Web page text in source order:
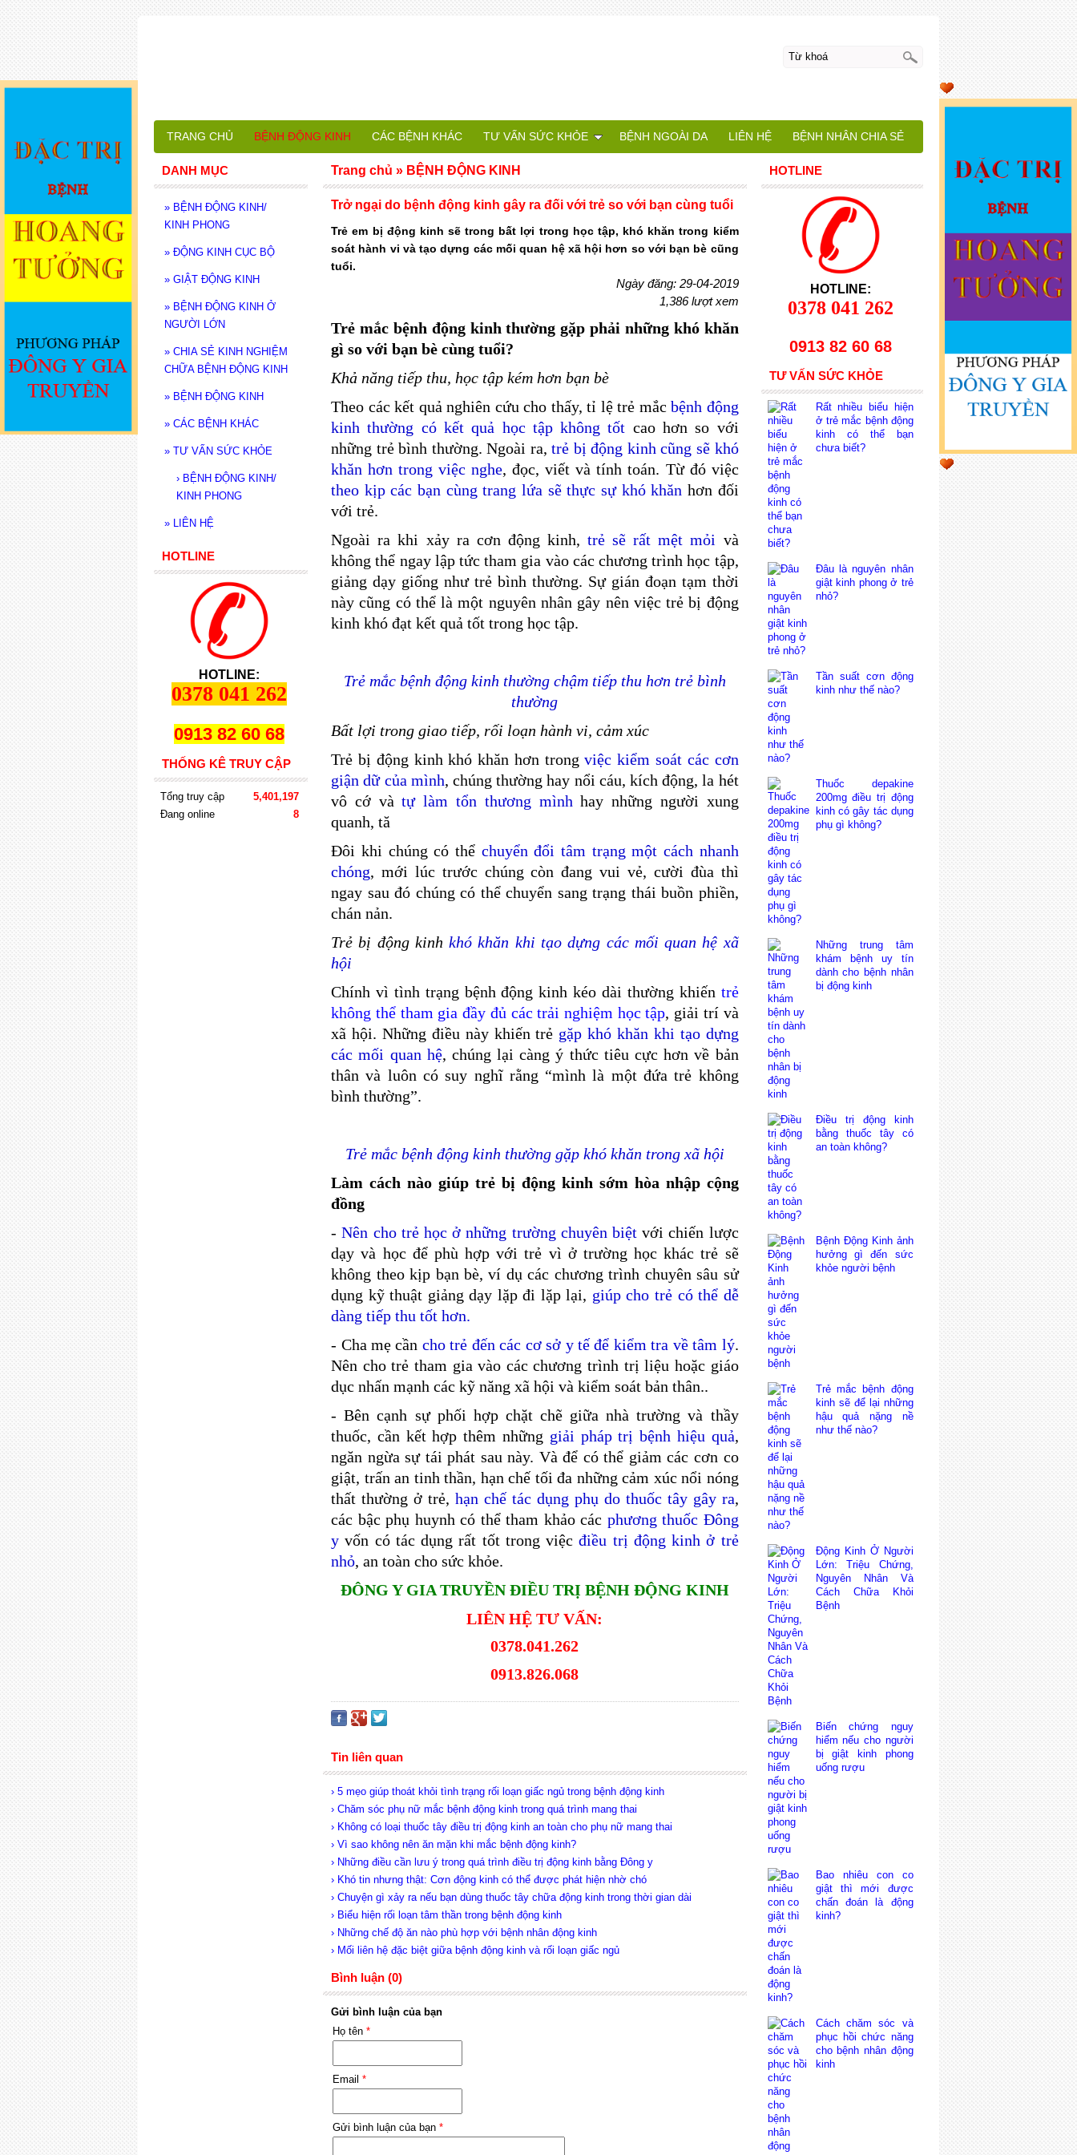
Trở ngại do bệnh động kinh gây ra đối với trẻ so với bạn cùng tuổi
Trẻ em bị động kinh sẽ trong bất lợi trong học tập, khó khăn trong kiểm
soát hành vi và tạo dựng các mối quan hệ xã hội hơn so với bạn bè cũng
tuổi.
Ngày đăng: 29-04-2019
1,386 lượt xem
Trẻ mắc bệnh động kinh thường gặp phải những khó khăn
gì so với bạn bè cùng tuổi?
Khả năng tiếp thu, học tập kém hơn bạn bè
Theo các kết quả nghiên cứu cho thấy, tỉ lệ trẻ mắc bệnh động
kinh thường có kết quả học tập không tốt cao hơn so với
những trẻ bình thường. Ngoài ra,trẻ bị động kinh cũng sẽ khó
khăn hơn trong việc nghe, đọc, viết và tính toán. Từ đó việc
theo kịp các bạn cùng trang lứa sẽ thực sự khó khăn hơn đối
với trẻ.
Ngoài ra khi xảy ra cơn động kinh,trẻ sẽ rất mệt mỏi và
không thể ngay lập tức tham gia vào các chương trình học tập,
giảng dạy giống như trẻ bình thường. Sự gián đoạn tạm thời
này cũng có thể là một nguyên nhân gây nên việc trẻ bị động
kinh khó đạt kết quả tốt trong học tập.
Trẻ mắc bệnh động kinh thường chậm tiếp thu hơn trẻ bình
thường
Bất lợi trong giao tiếp, rối loạn hành vi, cảm xúc
Trẻ bị động kinh khó khăn hơn trongviệc kiểm soát các cơn
giận dữ của mình, chúng thường hay nổi cáu, kích động, la hét
vô cớ vàtự làm tổn thương mìnhhay những người xung
quanh, tă
Đôi khi chúng có thể chuyển đổi tâm trạng một cách nhanh
chóng, mới lúc trước chúng còn đang vui vẻ, cười đùa thì
ngay sau đó chúng có thể chuyển sang trạng thái buồn phiền,
chán nản.
Trẻ bị động kinhkhó khăn khi tạo dựng các mối quan hệ xã
hội
Chính vì tình trạng bệnh động kinh kéo dài thường khiến trẻ
không thể tham gia đầy đủ các trải nghiệm học tập, giải trí và
xã hội. Những điều này khiến trẻ gặp khó khăn khi tạo dựng
các mối quan hệ, chúng lại càng ý thức tiêu cực hơn về bản
thân và luôn có suy nghĩ rằng “mình là một đứa trẻ không
bình thường”.
Trẻ mắc bệnh động kinh thường gặp khó khăn trong xã hội
Làm cách nào giúp trẻ bị động kinh sớm hòa nhập cộng
đồng
-Nên cho trẻ học ở những trường chuyên biệtvới chiến lược
dạy và học để phù hợp với trẻ vì ở trường học khác trẻ sẽ
không theo kịp bạn bè, ví dụ các chương trình chuyên sâu sử
dụng kỹ thuật giảng dạy lặp đi lặp lại, giúp cho trẻ có thể dễ
dàng tiếp thu tốt hơn.
- Cha mẹ cần cho trẻ đến các cơ sở y tế để kiểm tra về tâm lý.
Nên cho trẻ tham gia vào các chương trình trị liệu hoặc giáo
dục nhấn mạnh các kỹ năng xã hội và kiểm soát bản thân..
- Bên cạnh sự phối hợp chặt chẽ giữa nhà trường và thầy
thuốc, cần kết hợp thêm những giải pháp trị bệnh hiệu quả,
ngăn ngừa sự tái phát sau này. Và để có thể giảm các cơn co
giật, trấn an tinh thần, hạn chế tối đa những cảm xúc nổi nóng
thất thường ở trẻ,hạn chế tác dụng phụ do thuốc tây gây ra,
các bậc phụ huynh có thể tham khảo các phương thuốc Đông
y vốn có tác dụng rất tốt trong việcđiều trị động kinh ở trẻ
nhỏ, an toàn cho sức khỏe.
ĐÔNG Y GIA TRUYỀN ĐIỀU TRỊ BỆNH ĐỘNG KINH
LIÊN HỆ TƯ VẤN:
0378.041.262
0913.826.068
Tin liên quan
› 5 mẹo giúp thoát khỏi tình trạng rối loạn giấc ngủ trong bệnh động kinh
› Chăm sóc phụ nữ mắc bệnh động kinh trong quá trình mang thai
› Không có loại thuốc tây điều trị động kinh an toàn cho phụ nữ mang thai
› Vì sao không nên ăn mặn khi mắc bệnh động kinh?
› Những điều cần lưu ý trong quá trình điều trị động kinh bằng Đông y
› Khó tin nhưng thật: Cơn động kinh có thể được phát hiện nhờ chó
› Chuyện gì xảy ra nếu bạn dùng thuốc tây chữa động kinh trong thời gian dài
› Biểu hiện rối loạn tâm thần trong bệnh động kinh
› Những chế độ ăn nào phù hợp với bệnh nhân động kinh
› Mối liên hệ đặc biệt giữa bệnh động kinh và rối loạn giấc ngủ
Bình luận (0)
Gửi bình luận của bạn
Họ tên*
Email*
Gửi bình luận của bạn*
Trang chủ » BỆNH ĐỘNG KINH HOTLINE
HOTLINE:
0378 041 262
0913 82 60 68
TƯ VẤN SỨC KHỎE
Rất nhiều biểu hiện
ở trẻ mắc bệnh động
kinh có thể bạn
chưa biết?
Đâu là nguyên nhân
giật kinh phong ở trẻ
nhỏ?
Tần suất cơn động
kinh như thế nào?
Thuốc depakine
200mg điều trị động
kinh có gây tác dụng
phụ gì không?
Những trung tâm
khám bệnh uy tín
dành cho bệnh nhân
bị động kinh
Điều trị động kinh
bằng thuốc tây có
an toàn không?
Bệnh Động Kinh ảnh
hưởng gì đến sức
khỏe người bệnh
Trẻ mắc bệnh động
kinh sẽ để lại những
hậu quả nặng nề
như thế nào?
Động Kinh Ở Người
Lớn: Triệu Chứng,
Nguyên Nhân Và
Cách Chữa Khỏi
Bệnh
Biến chứng nguy
hiểm nếu cho người
bị giật kinh phong
uống rượu
Bao nhiêu con co
giật thì mới được
chấn đoán là động
kinh?
Cách chăm sóc và
phục hồi chức năng
cho bệnh nhân động
kinh
DANH MỤC
» BỆNH ĐỘNG KINH/
KINH PHONG
» ĐỘNG KINH CỤC BỘ
» GIẬT ĐỘNG KINH
» BỆNH ĐỘNG KINH Ở
NGƯỜI LỚN
» CHIA SẺ KINH NGHIỆM
CHỮA BỆNH ĐỘNG KINH
» BỆNH ĐỘNG KINH
» CÁC BỆNH KHÁC
» TƯ VẤN SỨC KHỎE
› BỆNH ĐỘNG KINH/
KINH PHONG
» LIÊN HỆ
HOTLINE
HOTLINE:
0378 041 262
0913 82 60 68
THỐNG KÊ TRUY CẬP
Tổng truy cập
5,401,197
Đang online
8
TRANG CHỦ BỆNH ĐỘNG KINH CÁC BỆNH KHÁC TƯ VẤN SỨC KHỎE BỆNH NGOÀI DA LIÊN HỆ BỆNH NHÂN CHIA SẺ